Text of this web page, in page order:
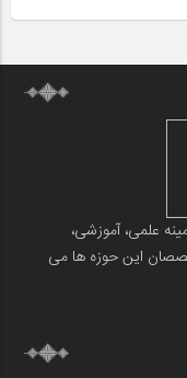
علمی، آموزشی،
این حوزه ها می